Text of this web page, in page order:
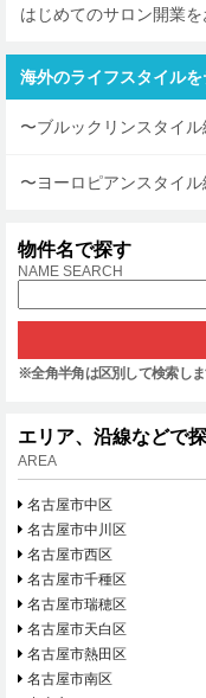
はじめてのサロン開業
海外のライフスタイル
〜ブルックリンスタイル
〜ヨーロピアンスタイル
物件名で探す
NAME SEARCH
※全角半角は区別して検索し
エリア、沿線などで
AREA
名古屋市中区
名古屋市中川区
名古屋市西区
名古屋市千種区
名古屋市瑞穂区
名古屋市天白区
名古屋市熱田区
名古屋市南区